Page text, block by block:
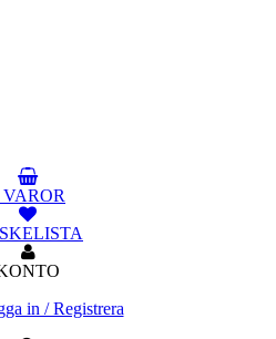
VAROR
in / Registrera